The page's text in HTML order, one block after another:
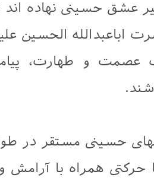
حسینی نهاده اند
الحسین
عصمت و طهارت،
حسینی مستقر در
حرکتی همراه با آرامش